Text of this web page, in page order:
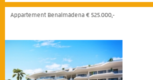
Appartement Benalmádena € 525.000,-